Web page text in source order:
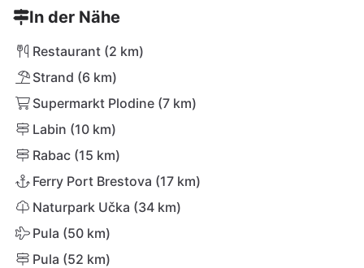
In der Nähe
Restaurant (2 km)
Strand (6 km)
Supermarkt Plodine (7 km)
Labin (10 km)
Rabac (15 km)
Ferry Port Brestova (17 km)
Naturpark Učka (34 km)
Pula (50 km)
Pula (52 km)